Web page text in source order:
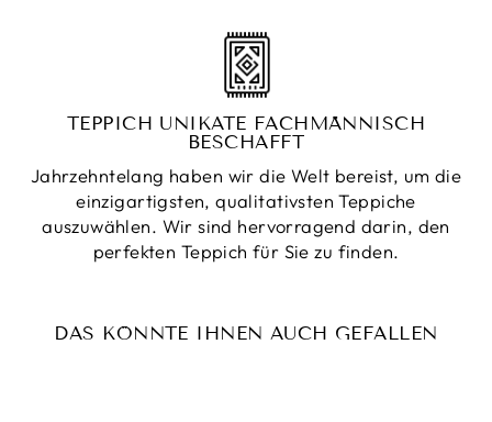
TEPPICH UNIKATE FACHMÄNNISCH
BESCHAFFT
Jahrzehntelang haben wir die Welt bereist, um die
einzigartigsten, qualitativsten Teppiche
auszuwählen. Wir sind hervorragend darin, den
perfekten Teppich für Sie zu finden.
DAS KÖNNTE IHNEN AUCH GEFALLEN